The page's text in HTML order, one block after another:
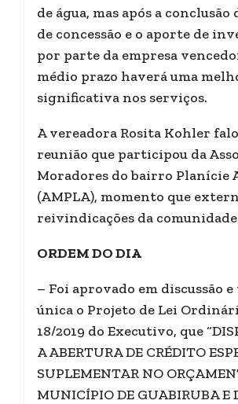
de água, mas após a conclusão
de concessão e o aporte de
por parte da empresa
médio prazo haverá uma
significativa nos serviços.
A vereadora Rosita Kohler
reunião que participou da
Moradores do bairro Planície
(AMPLA), momento que
reivindicações da
ORDEM DO DIA
– Foi aprovado em discussão
única o Projeto de Lei
18/2019 do Executivo, que
A ABERTURA DE CRÉDITO
SUPLEMENTAR NO
MUNICÍPIO DE GUABIRUBA E